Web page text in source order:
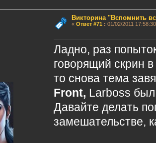
Викторина "Вспомнить
« Ответ #71 : 01/02/2011
Ладно, раз
говорящий скрин
то снова тема
Front, Larboss был
Давайте делать
замешательстве,